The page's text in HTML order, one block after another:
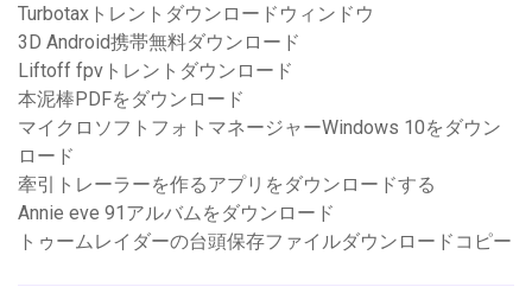
Turbotaxトレントダウンロードウィンドウ
3D Android携帯無料ダウンロード
Liftoff fpvトレントダウンロード
本泥棒PDFをダウンロード
マイクロソフトフォトマネージャーWindows 10をダウン
ロード
牽引トレーラーを作るアプリをダウンロードする
Annie eve 91アルバムをダウンロード
トゥームレイダーの台頭保存ファイルダウンロードコピー